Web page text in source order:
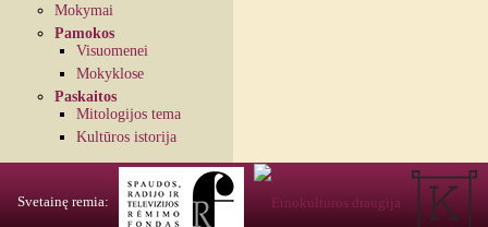
Mokymai
Pamokos
Visuomenei
Mokyklose
Paskaitos
Mitologijos tema
Kultūros istorija
Svetainę remia: